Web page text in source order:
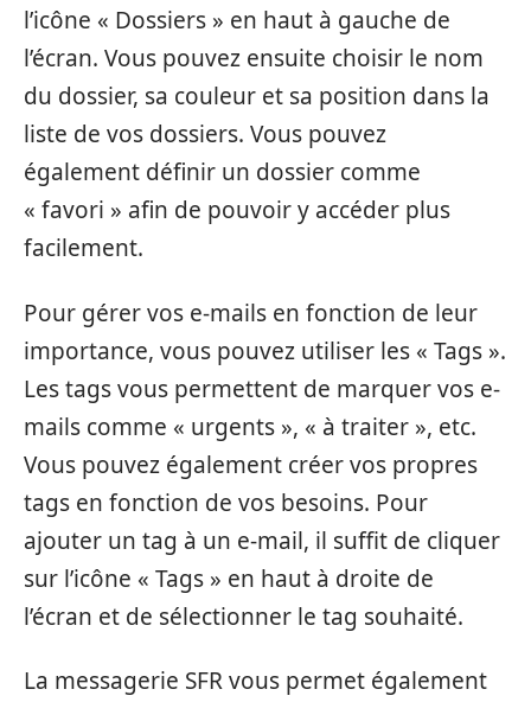
l’icône « Dossiers » en haut à gauche de
l’écran. Vous pouvez ensuite choisir le nom
du dossier, sa couleur et sa position dans la
liste de vos dossiers. Vous pouvez
également définir un dossier comme
« favori » afin de pouvoir y accéder plus
facilement.
Pour gérer vos e-mails en fonction de leur
importance, vous pouvez utiliser les « Tags ».
Les tags vous permettent de marquer vos e-
mails comme « urgents », « à traiter », etc.
Vous pouvez également créer vos propres
tags en fonction de vos besoins. Pour
ajouter un tag à un e-mail, il suffit de cliquer
sur l’icône « Tags » en haut à droite de
l’écran et de sélectionner le tag souhaité.
La messagerie SFR vous permet également